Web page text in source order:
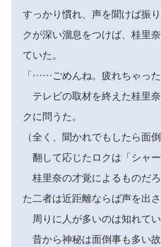
すっかり慣れ、声を聞けば振
クが深い溜息をつけば、桂里
ていた。
「……ごめんね。疲れちゃった
テレビの取材を終えた桂里
クに問うた。
（全く、聞かれでもしたら面
翻して応じたロクは「シャー
桂里奈の才覚によるものだ
た二者は近距離ならば声を出
周りに人が多いのは知れてい
昔から神秘は面倒事も多い